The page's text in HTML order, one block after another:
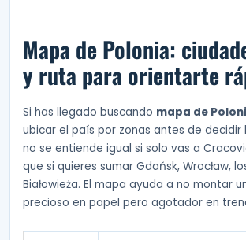
Mapa de Polonia:
y ruta para orientarte
Si has llegado buscando mapa de
ubicar el país por zonas antes de decidir
no se entiende igual si solo vas a
que si quieres sumar Gdańsk, Wrocław,
Białowieża. El mapa ayuda a no montar
precioso en papel pero agotador en